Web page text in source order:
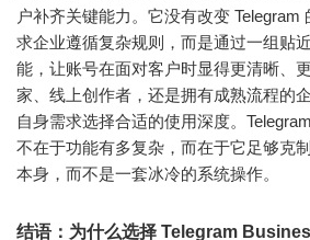
户补齐关键能力。它没有改变 Telegram
求企业遵循复杂规则，而是通过一组贴
能，让账号在面对客户时显得更清晰、
家、线上创作者，还是拥有成熟流程的
自身需求选择合适的使用深度。
不在于功能有多复杂，而在于它足够克
本身，而不是一套冰冷的系统操作。
结语：为什么选择 Telegram